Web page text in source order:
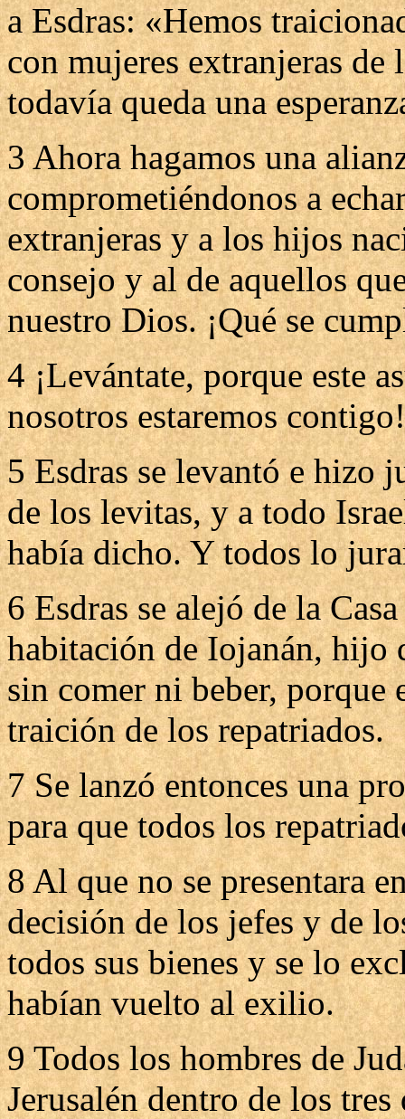
a Esdras: «Hemos
con mujeres extranjeras de
todavía queda una
3 Ahora hagamos una
comprometiéndonos a
extranjeras y a los hijos
consejo y al de aquellos
nuestro Dios. ¡Qué se
4 ¡Levántate, porque este
nosotros estaremos
5 Esdras se levantó e hizo
de los levitas, y a todo
había dicho. Y todos lo
6 Esdras se alejó de la
habitación de Iojanán, hijo
sin comer ni beber, porque
traición de los repatriados.
7 Se lanzó entonces una
para que todos los
8 Al que no se presentara
decisión de los jefes y de
todos sus bienes y se lo
habían vuelto al exilio.
9 Todos los hombres de
Jerusalén dentro de los